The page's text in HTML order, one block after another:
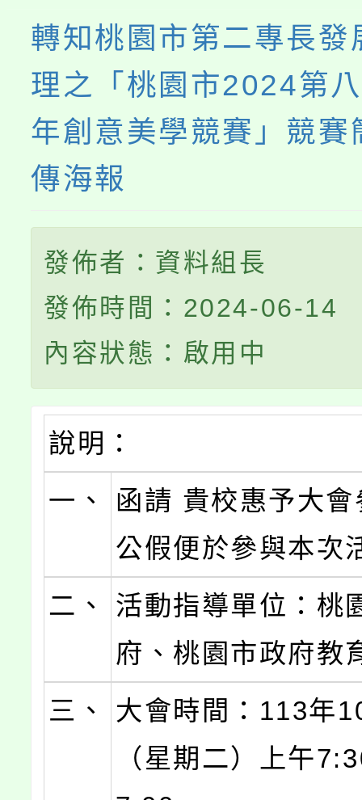
轉知桃園市第二專長發
理之「桃園市2024第
年創意美學競賽」競賽
傳海報
發佈者：資料組長
發佈時間：2024-06-14
內容狀態：啟用中
說明：
一、
函請 貴校惠予大
公假便於參與本次
二、
活動指導單位：桃
府、桃園市政府教
三、
大會時間：113年
（星期二）上午